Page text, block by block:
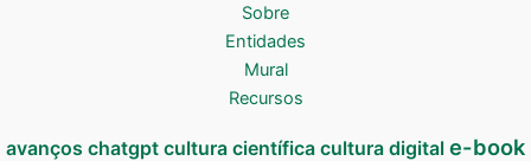
Sobre
Entidades
Mural
Recursos
avanços chatgpt cultura científica cultura digital e-book